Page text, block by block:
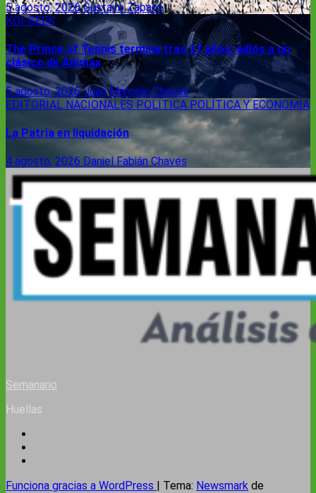
5 agosto, 2026Gustavo Zapata
KOI-GEEK
The Prince of Tennis termina tras 27 años: adiós a un
clásico de Animax
5 agosto, 2026Juan Marcelo Chaves
EDITORIAL NACIONALES POLÍTICA POLÍTICA Y ECONOMÍA
La Patria en liquidación
4 agosto, 2026 Daniel Fabián Chaves
Semanario
Huellas
Funciona gracias a WordPress Tema: Newsmark de